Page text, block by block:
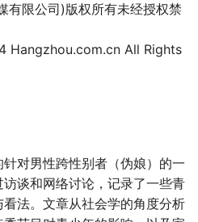
有限公司)版权所有未经授权禁
All Rights
对男性跨性别者（伪娘）的一
谈和网络讨论，记录了一些青
法。文章从社会学的角度分析